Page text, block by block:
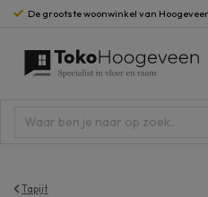
De grootste woonwinkel van
Tapijt